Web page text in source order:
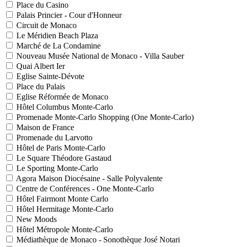
Place du Casino
Palais Princier - Cour d'Honneur
Circuit de Monaco
Le Méridien Beach Plaza
Marché de La Condamine
Nouveau Musée National de Monaco - Villa Sauber
Quai Albert Ier
Eglise Sainte-Dévote
Place du Palais
Eglise Réformée de Monaco
Hôtel Columbus Monte-Carlo
Promenade Monte-Carlo Shopping (One Monte-Carlo)
Maison de France
Promenade du Larvotto
Hôtel de Paris Monte-Carlo
Le Square Théodore Gastaud
Le Sporting Monte-Carlo
Agora Maison Diocésaine - Salle Polyvalente
Centre de Conférences - One Monte-Carlo
Hôtel Fairmont Monte Carlo
Hôtel Hermitage Monte-Carlo
New Moods
Hôtel Métropole Monte-Carlo
Médiathèque de Monaco - Sonothèque José Notari